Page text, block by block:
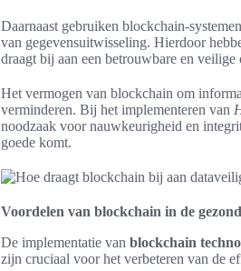
Daarnaast gebruiken blockchain-
van gegevensuitwisseling. Hierdoor
draagt bij aan een betrouwbare en
Het vermogen van blockchain om
verminderen. Bij het implementeren van
noodzaak voor nauwkeurigheid en
goede komt.
Voordelen van blockchain in de
De implementatie van blockchain
zijn cruciaal voor het verbeteren van de